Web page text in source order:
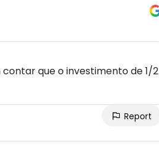
que o investimento de 1/2
Report